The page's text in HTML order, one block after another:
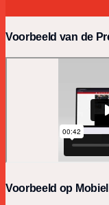
Voorbeeld van de
Voorbeeld op Mobiel